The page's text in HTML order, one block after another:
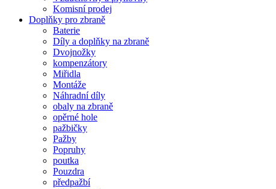
Komisní prodej
Doplňky pro zbraně
Baterie
Díly a doplňky na zbraně
Dvojnožky
kompenzátory
Miřidla
Montáže
Náhradní díly
obaly na zbraně
opěrné hole
pažbičky
Pažby
Popruhy
poutka
Pouzdra
předpažbí